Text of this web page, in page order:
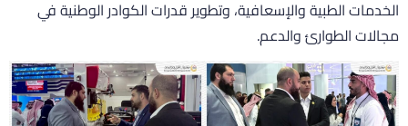
الطبية والإسعافية، وتطوير قدرات الكوادر الوطنية في
الطوارئ والدعم.